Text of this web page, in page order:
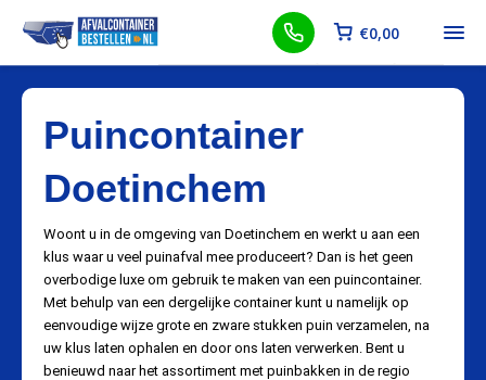
€0,00
Puincontainer
Doetinchem
Woont u in de omgeving van Doetinchem en werkt u aan een
klus waar u veel puinafval mee produceert? Dan is het geen
overbodige luxe om gebruik te maken van een puincontainer.
Met behulp van een dergelijke container kunt u namelijk op
eenvoudige wijze grote en zware stukken puin verzamelen, na
uw klus laten ophalen en door ons laten verwerken. Bent u
benieuwd naar het assortiment met puinbakken in de regio